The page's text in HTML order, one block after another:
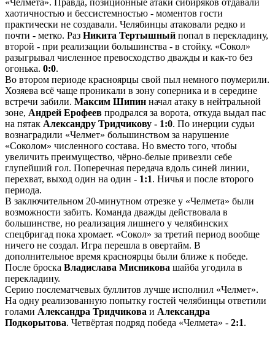
хаотичностью и бессистемностью - моментов гости
практически не создавали. Челябинцы атаковали редко и
почти - метко. Раз Никита Тертышный попал в перекладину,
второй - при реализации большинства - в стойку. «Сокол»
разыгрывал численное превосходство дважды и как-то без
огонька. 0:0.
Во втором периоде красноярцы свой пыл немного поумерили.
Хозяева всё чаще проникали в зону соперника и в середине
встречи забили. Максим Шипин начал атаку в нейтральной
зоне, Андрей Ерофеев продрался за ворота, откуда выдал пас
на пятак Александру Тридчикову - 1:0. По инерции судьи
вознаградили «Челмет» большинством за нарушение
«Соколом» численного состава. Но вместо того, чтобы
увеличить преимущество, чёрно-белые привезли себе
глупейший гол. Поперечная передача вдоль синей линии,
перехват, выход один на один - 1:1. Ничья и после второго
периода.
В заключительном 20-минутном отрезке у «Челмета» были
возможности забить. Команда дважды действовала в
большинстве, но реализация лишнего у челябинских
спецбригад пока хромает. «Сокол» за третий период вообще
ничего не создал. Игра перешла в овертайм. В
дополнительное время красноярцы были ближе к победе.
После броска Владислава Мисникова шайба угодила в
перекладину.
Серию послематчевых буллитов лучше исполнил «Челмет».
На одну реализованную попытку гостей челябинцы ответили
голами Александра Тридчикова и Александра
Подкорытова. Четвёртая подряд победа «Челмета» - 2:1.